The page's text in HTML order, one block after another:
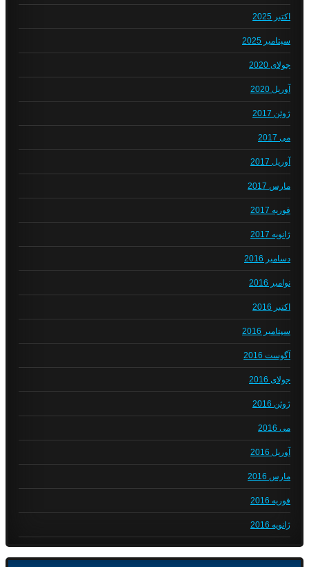
اکتبر 2025
سپتامبر 2025
جولای 2020
آوریل 2020
ژوئن 2017
می 2017
آوریل 2017
مارس 2017
فوریه 2017
ژانویه 2017
دسامبر 2016
نوامبر 2016
اکتبر 2016
سپتامبر 2016
آگوست 2016
جولای 2016
ژوئن 2016
می 2016
آوریل 2016
مارس 2016
فوریه 2016
ژانویه 2016